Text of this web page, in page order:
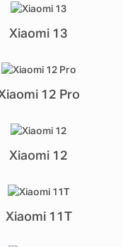
Xiaomi 13
12 Pro
Xiaomi 12
Xiaomi 11T